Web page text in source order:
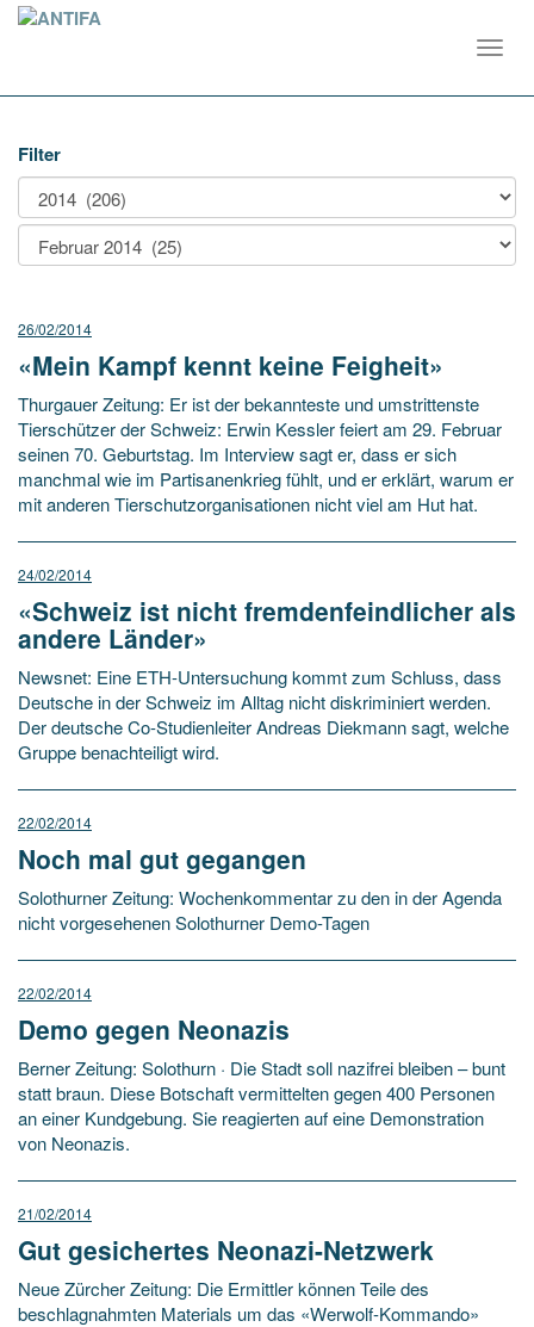
Filter
26/02/2014
«Mein Kampf kennt keine Feigheit»
Thurgauer Zeitung: Er ist der bekannteste und umstrittenste
Tierschützer der Schweiz: Erwin Kessler feiert am 29. Februar
seinen 70. Geburtstag. Im Interview sagt er, dass er sich
manchmal wie im Partisanenkrieg fühlt, und er erklärt, warum er
mit anderen Tierschutzorganisationen nicht viel am Hut hat.
24/02/2014
«Schweiz ist nicht fremdenfeindlicher als
andere Länder»
Newsnet: Eine ETH-Untersuchung kommt zum Schluss, dass
Deutsche in der Schweiz im Alltag nicht diskriminiert werden.
Der deutsche Co-Studienleiter Andreas Diekmann sagt, welche
Gruppe benachteiligt wird.
22/02/2014
Noch mal gut gegangen
Solothurner Zeitung: Wochenkommentar zu den in der Agenda
nicht vorgesehenen Solothurner Demo-Tagen
22/02/2014
Demo gegen Neonazis
Berner Zeitung: Solothurn · Die Stadt soll nazifrei bleiben – bunt
statt braun. Diese Botschaft vermittelten gegen 400 Personen
an einer Kundgebung. Sie reagierten auf eine Demonstration
von Neonazis.
21/02/2014
Gut gesichertes Neonazi-Netzwerk
Neue Zürcher Zeitung: Die Ermittler können Teile des
beschlagnahmten Materials um das «Werwolf-Kommando»